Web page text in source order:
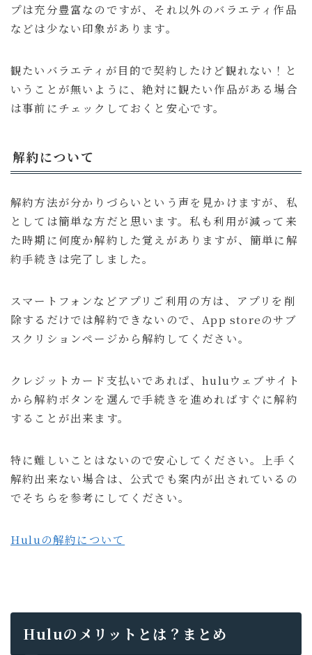
プは充分豊富なのですが、それ以外のバラエティ作品
などは少ない印象があります。
観たいバラエティが目的で契約したけど観れない！と
いうことが無いように、絶対に観たい作品がある場合
は事前にチェックしておくと安心です。
解約について
解約方法が分かりづらいという声を見かけますが、私
としては簡単な方だと思います。私も利用が減って来
た時期に何度か解約した覚えがありますが、簡単に解
約手続きは完了しました。
スマートフォンなどアプリご利用の方は、アプリを削
除するだけでは解約できないので、App storeのサブ
スクリションページから解約してください。
クレジットカード支払いであれば、huluウェブサイト
から解約ボタンを選んで手続きを進めればすぐに解約
することが出来ます。
特に難しいことはないので安心してください。上手く
解約出来ない場合は、公式でも案内が出されているの
でそちらを参考にしてください。
Huluの解約について
Huluのメリットとは？まとめ